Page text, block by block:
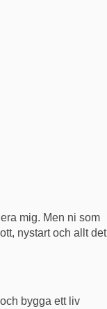
mig. Men ni som
nystart och allt det
bygga ett liv